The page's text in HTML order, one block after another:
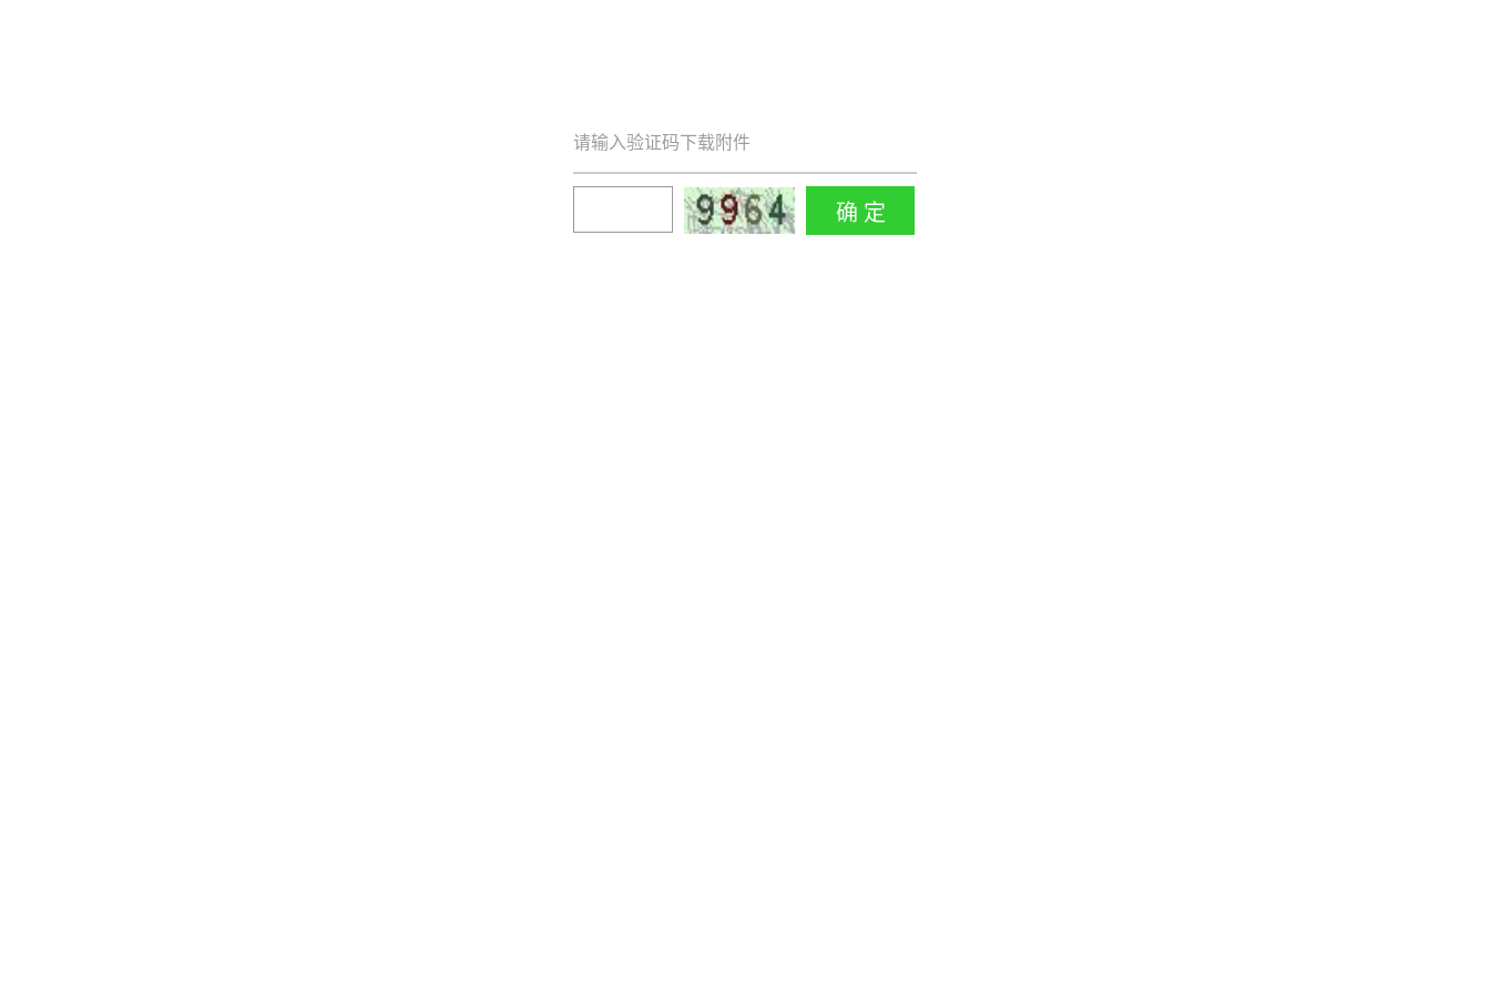
请输入验证码下载附件